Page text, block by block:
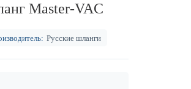
Master-VAC
Русские шланги